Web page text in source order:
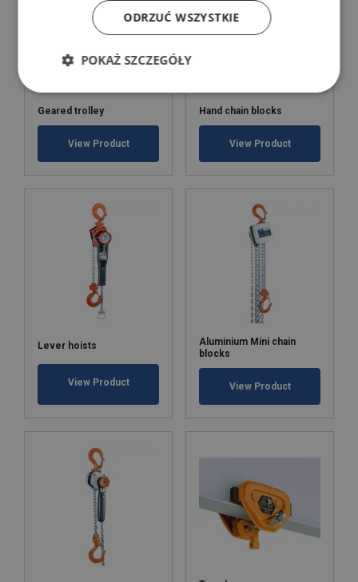
Marking:
Standard:
Safety factor:
Geared trolley
View Product
Hand chain blocks
View Product
Lever hoists
View Product
Aluminium Mini chain
blocks
View Product
ODRZUĆ WSZYSTKIE
POKAŻ SZCZEGÓŁY